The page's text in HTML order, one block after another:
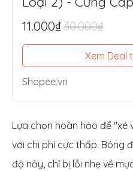
Thi Đấu, Siêu Tiết
11.000₫30.000₫
Xem Deal
Shopee.vn
Lựa chọn hoàn hảo để
với chi phí cực thấp. Bóng
độ nảy, chỉ bị lỗi nhẹ về